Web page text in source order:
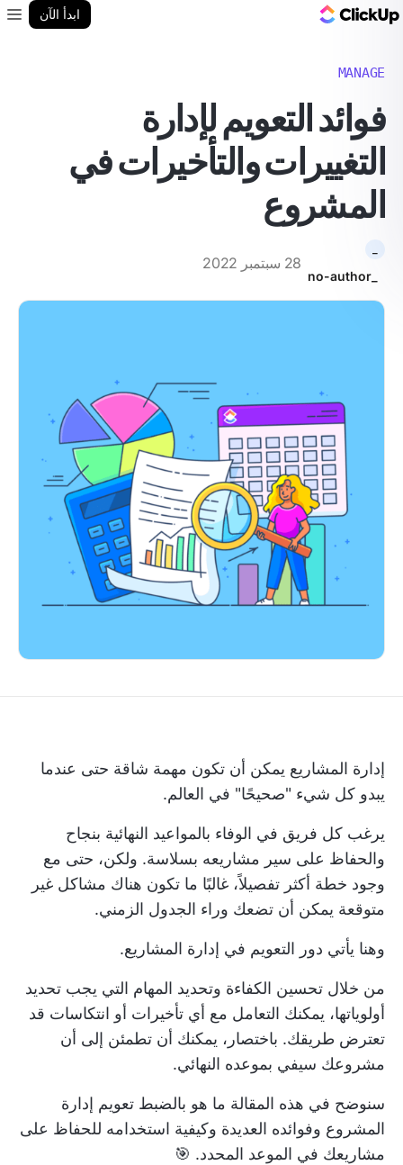
ابدأ الآن
MANAGE
فوائد التعويم لإدارة
التغييرات والتأخيرات في
المشروع
28 سبتمبر 2022
إدارة المشاريع يمكن أن تكون مهمة شاقة حتى عندما
يبدو كل شيء "صحيحًا" في العالم.
يرغب كل فريق في الوفاء بالمواعيد النهائية بنجاح
والحفاظ على سير مشاريعه بسلاسة. ولكن، حتى مع
وجود خطة أكثر تفصيلاً، غالبًا ما تكون هناك مشاكل غير
متوقعة يمكن أن تضعك وراء الجدول الزمني.
وهنا يأتي دور التعويم في إدارة المشاريع.
من خلال تحسين الكفاءة وتحديد المهام التي يجب تحديد
أولوياتها، يمكنك التعامل مع أي تأخيرات أو انتكاسات قد
تعترض طريقك. باختصار، يمكنك أن تطمئن إلى أن
مشروعك سيفي بموعده النهائي.
سنوضح في هذه المقالة ما هو بالضبط تعويم إدارة
المشروع وفوائده العديدة وكيفية استخدامه للحفاظ على
مشاريعك في الموعد المحدد. 🎯